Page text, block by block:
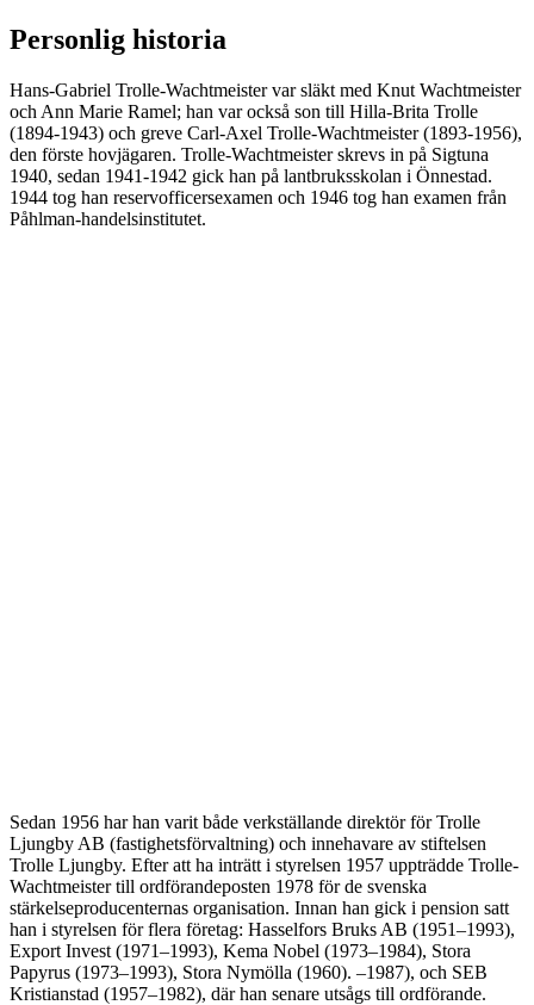
Personlig historia
Hans-Gabriel Trolle-Wachtmeister var släkt med Knut Wachtmeister
och Ann Marie Ramel; han var också son till Hilla-Brita Trolle
(1894-1943) och greve Carl-Axel Trolle-Wachtmeister (1893-1956),
den förste hovjägaren. Trolle-Wachtmeister skrevs in på Sigtuna
1940, sedan 1941-1942 gick han på lantbruksskolan i Önnestad.
1944 tog han reservofficersexamen och 1946 tog han examen från
Påhlman-handelsinstitutet.
Sedan 1956 har han varit både verkställande direktör för Trolle
Ljungby AB (fastighetsförvaltning) och innehavare av stiftelsen
Trolle Ljungby. Efter att ha inträtt i styrelsen 1957 uppträdde Trolle-
Wachtmeister till ordförandeposten 1978 för de svenska
stärkelseproducenternas organisation. Innan han gick i pension satt
han i styrelsen för flera företag: Hasselfors Bruks AB (1951–1993),
Export Invest (1971–1993), Kema Nobel (1973–1984), Stora
Papyrus (1973–1993), Stora Nymölla (1960). –1987), och SEB
Kristianstad (1957–1982), där han senare utsågs till ordförande.